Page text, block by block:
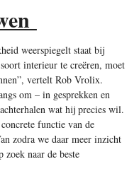
weerspiegelt staat bij
interieur te creëren, moet
vertelt Rob Vrolix.
om – in gesprekken en
wat hij precies wil.
functie van de
zodra we daar meer inzicht
naar de beste